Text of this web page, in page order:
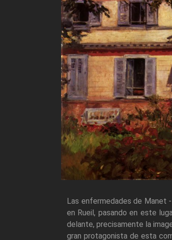
Las enfermedades de Manet
en Rueil, pasando en este
delante, precisamente la
gran protagonista de esta